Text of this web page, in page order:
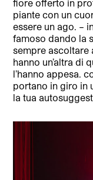
fiore offerto in
piante con un
essere un ago. –
famoso dando la
sempre ascoltare
hanno un’altra di
l’hanno appesa.
portano in giro in
la tua